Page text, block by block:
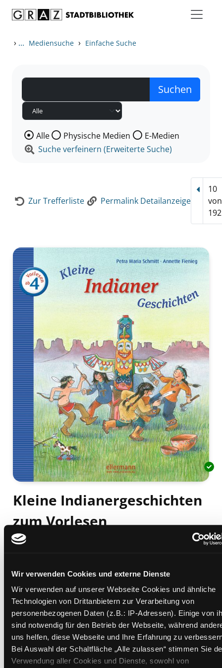
Wir verwenden Cookies und externe Dienste
Wir verwenden auf unserer Webseite Cookies und ähnliche
Technologien von Drittanbietern zur Verarbeitung von
personenbezogenen Daten (z.B.: IP-Adressen). Einige von
sind notwendig für den Betrieb der Webseite, während
uns helfen, diese Webseite und Ihre Erfahrung zu
Bei Auswahl der Schaltfläche „Alle zulassen“ stimmen Sie
Verwendung aller Cookies und Dienste, sowohl von
› ... Mediensuche › Einfache Suche
Wählen Sie die Medienart nach der Sie suchen wollen.
Alle Physische Medien
E-Medien
Suche verfeinern (Erweiterte Suche)
Zur Trefferliste Permalink Detailanzeige
10
von
192
Kleine Indianergeschichten
zum Vorlesen
[ab 4 Jahren]
Beschreibung ein-/ausblenden
Mehr Informationen ein-/ausblenden
Exemplare
Zweigstelle: Bücherbus